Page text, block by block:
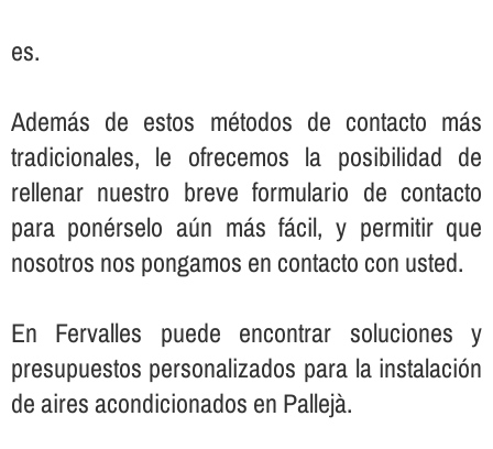
es.
Además de estos métodos de contacto más
tradicionales, le ofrecemos la posibilidad de
rellenar nuestro breve formulario de contacto
para ponérselo aún más fácil, y permitir que
nosotros nos pongamos en contacto con usted.
En Fervalles puede encontrar soluciones y
presupuestos personalizados para la instalación
de aires acondicionados en Pallejà.